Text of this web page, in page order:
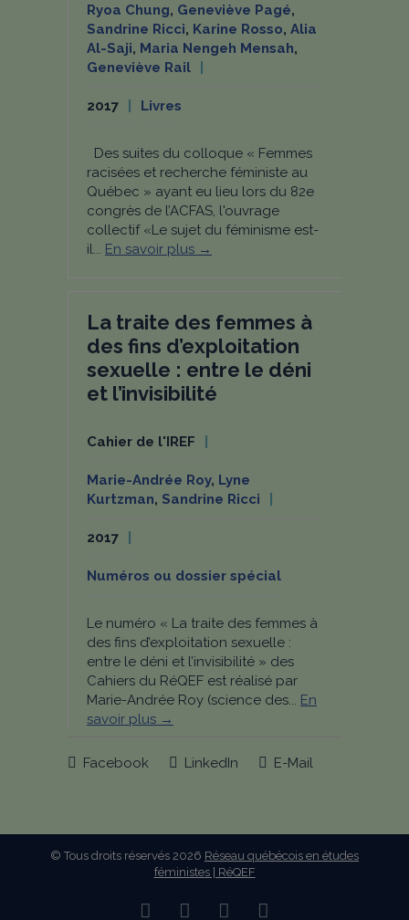
Ryoa Chung, Geneviève Pagé,
Sandrine Ricci, Karine Rosso, Alia
Al-Saji, Maria Nengeh Mensah,
Geneviève Rail
2017 Livres
Des suites du colloque « Femmes
racisées et recherche féministe au
Québec » ayant eu lieu lors du 82e
congrès de l’ACFAS, l'ouvrage
collectif «Le sujet du féminisme est-
il... En savoir plus →
La traite des femmes à
des fins d’exploitation
sexuelle : entre le déni
et l’invisibilité
Cahier de l'IREF
Marie-Andrée Roy, Lyne
Kurtzman, Sandrine Ricci
2017
Numéros ou dossier spécial
Le numéro « La traite des femmes à
des fins d’exploitation sexuelle :
entre le déni et l’invisibilité » des
Cahiers du RéQEF est réalisé par
Marie-Andrée Roy (science des... En
savoir plus →
Facebook LinkedIn E-Mail
© Tous droits réservés 2026 Réseau québécois en études
féministes | RéQEF